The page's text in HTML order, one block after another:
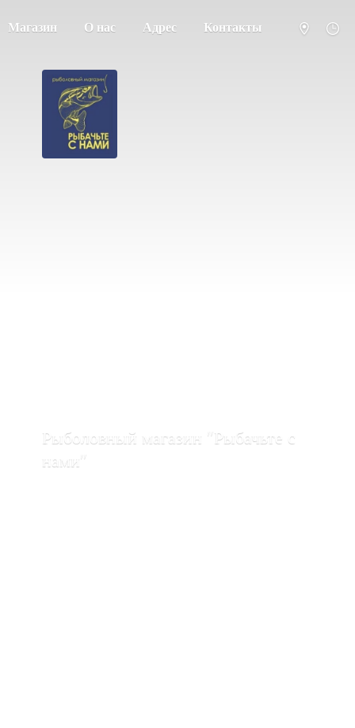
Магазин О нас Адрес Контакты
Рыболовный магазин "Рыбачьте с
нами"